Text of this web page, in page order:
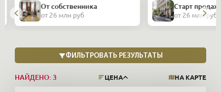
Старт продаж
от 26 млн руб
Закрытая
и
от 26 млн руб
НАЙДЕНО: 3 ЦЕНА НА КАРТЕ